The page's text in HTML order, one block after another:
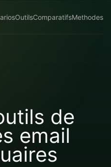
OutilsComparatifsMethodes
de
email